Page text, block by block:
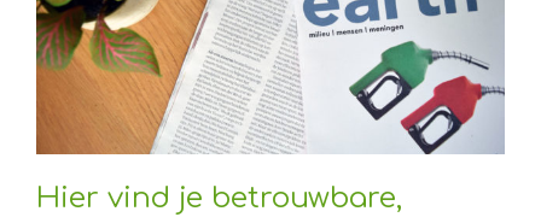
Hier vind je betrouwbare,